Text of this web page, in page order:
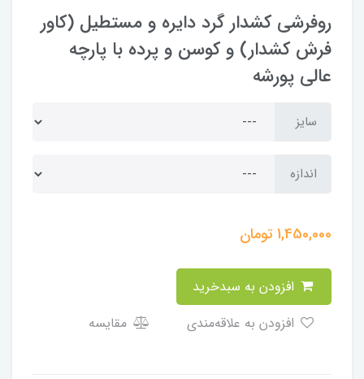
روفرشی کشدار گرد دایره و مستطیل (کاور
فرش کشدار) و کوسن و پرده با پارچه
عالی پورشه
سایز
اندازه
1,450,000تومان
مقایسه